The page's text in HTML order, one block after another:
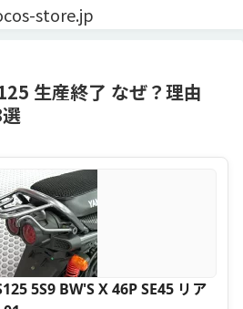
store.jp
生産終了 なぜ？理由
5S9 BW'S X 46P SE45 リア